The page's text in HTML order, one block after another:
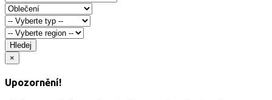
Hledej
×
Upozornění!